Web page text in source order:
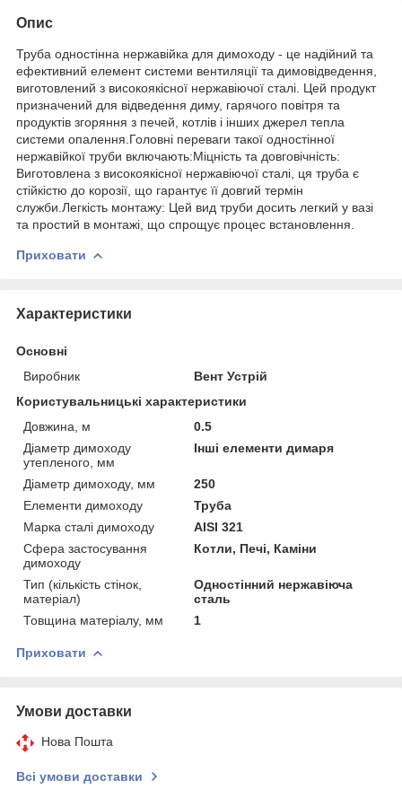
Опис
Труба одностінна нержавійка для димоходу - це надійний та
ефективний елемент системи вентиляції та димовідведення,
виготовлений з високоякісної нержавіючої сталі. Цей продукт
призначений для відведення диму, гарячого повітря та
продуктів згоряння з печей, котлів і інших джерел тепла
системи опалення.Головні переваги такої одностінної
нержавійкої труби включають:Міцність та довговічність:
Виготовлена з високоякісної нержавіючої сталі, ця труба є
стійкістю до корозії, що гарантує її довгий термін
служби.Легкість монтажу: Цей вид труби досить легкий у вазі
та простий в монтажі, що спрощує процес встановлення.
Приховати
Характеристики
Основні
Виробник
Вент Устрій
Користувальницькі характеристики
Довжина, м
0.5
Діаметр димоходу
утепленого, мм
Інші елементи димаря
Діаметр димоходу, мм
250
Елементи димоходу
Труба
Марка сталі димоходу
AISI 321
Сфера застосування
димоходу
Котли, Печі, Каміни
Тип (кількість стінок,
матеріал)
Одностінний нержавіюча
сталь
Товщина матеріалу, мм
1
Приховати
Умови доставки
Нова Пошта
Всі умови доставки